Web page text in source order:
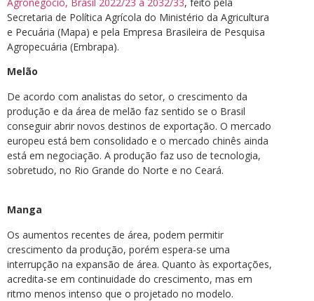
Secretaria de Política Agrícola do Ministério da Agricultura
e Pecuária (Mapa) e pela Empresa Brasileira de Pesquisa
Agropecuária (Embrapa).
Melão
De acordo com analistas do setor, o crescimento da
produção e da área de melão faz sentido se o Brasil
conseguir abrir novos destinos de exportação. O mercado
europeu está bem consolidado e o mercado chinês ainda
está em negociação. A produção faz uso de tecnologia,
sobretudo, no Rio Grande do Norte e no Ceará.
Manga
Os aumentos recentes de área, podem permitir
crescimento da produção, porém espera-se uma
interrupção na expansão de área. Quanto às exportações,
acredita-se em continuidade do crescimento, mas em
ritmo menos intenso que o projetado no modelo.